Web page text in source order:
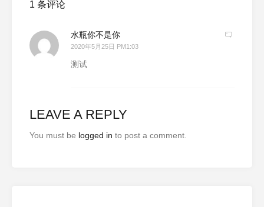
1 条评论
水瓶你不是你
2020年5月25日 PM1:03
测试
LEAVE A REPLY
You must be logged in to post a comment.